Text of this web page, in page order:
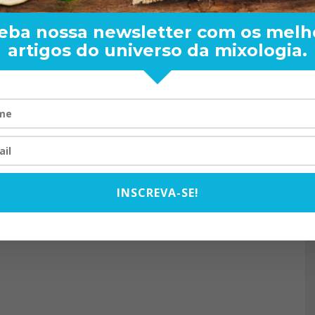
RAND BARTENDER: DE
VISTA PARA O MUNDO
nossa newsletter com os
artigos do universo da mixologia.
INSCREVA-SE!